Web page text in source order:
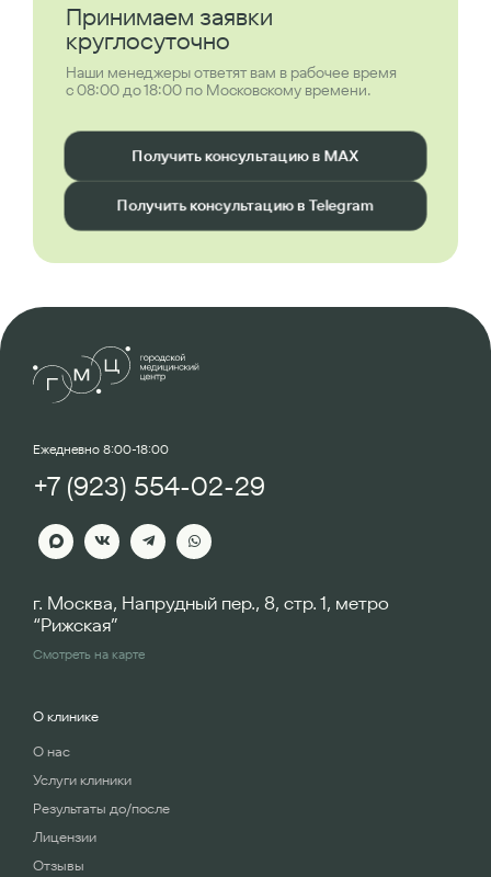
Принимаем заявки
круглосуточно
Наши менеджеры ответят вам в рабочее время
с 08:00 до 18:00 по Московскому времени.
Получить консультацию в MAX
Получить консультацию в Telegram
Ежедневно 8:00-18:00
+7 (923) 554-02-29
г. Москва, Напрудный пер., 8, стр. 1, метро
“Рижская”
Смотреть на карте
О клинике
О нас
Услуги клиники
Результаты до/после
Лицензии
Отзывы